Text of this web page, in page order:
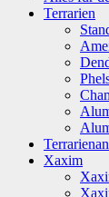
Terrarien
Xaxim